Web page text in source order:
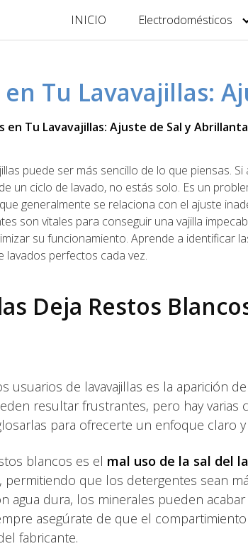
INICIO Electrodomésticos
en Tu Lavavajillas:
en Tu Lavavajillas: Ajuste de Sal y
puede ser más sencillo de lo que piensas.
un ciclo de lavado, no estás solo. Es un
generalmente se relaciona con el ajuste
son vitales para conseguir una vajilla
su funcionamiento. Aprende a identificar
perfectos cada vez.
Deja Restos
de lavavajillas es la aparición
resultar frustrantes, pero hay varias
para ofrecerte un enfoque claro y
blancos es el mal uso de la sal del
permitiendo que los detergentes sean
agua dura, los minerales pueden
asegúrate de que el
fabricante.